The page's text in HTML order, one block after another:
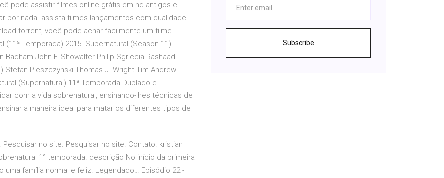
pode assistir filmes online grátis em hd antigos e
por nada. assista filmes lançamentos com qualidade
torrent, você pode achar facilmente um filme
Temporada) 2015. Supernatural (Season 11)
John F. Showalter Philip Sgriccia Rashaad
Stefan Pleszczynski Thomas J. Wright Tim Andrew.
(Supernatural) 11ª Temporada Dublado e
com a vida sobrenatural, ensinando-lhes técnicas de
a maneira ideal para matar os diferentes tipos de
no site. Pesquisar no site. Contato. kristian
1° temporada. descrição No início da primeira
uma família normal e feliz. Legendado… Episódio 22 -
Subscribe